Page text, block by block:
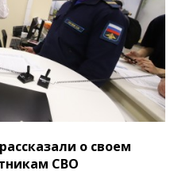
о своем
СВО